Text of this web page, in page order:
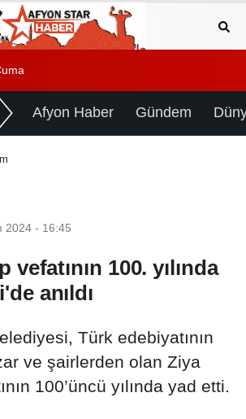
Afyon Haber Gündem
2024 - 16:45
vefatının 100. yılında
anıldı
Türk edebiyatının
ve şairlerden olan Ziya
100’üncü yılında yad etti.